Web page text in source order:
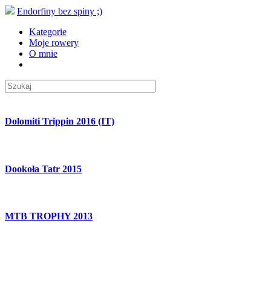
Endorfiny bez spiny ;)
Kategorie
Moje rowery
O mnie
Dolomiti Trippin 2016 (IT)
Dookoła Tatr 2015
MTB TROPHY 2013